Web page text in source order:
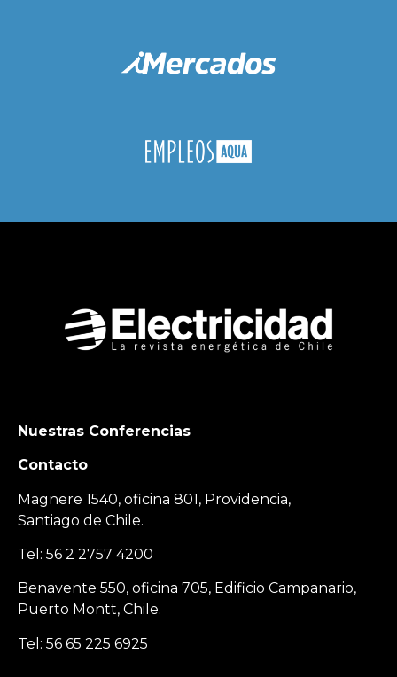
Nuestras Conferencias
Contacto
Magnere 1540, oficina 801, Providencia,
Santiago de Chile.
Tel: 56 2 2757 4200
Benavente 550, oficina 705, Edificio Campanario,
Puerto Montt, Chile.
Tel: 56 65 225 6925